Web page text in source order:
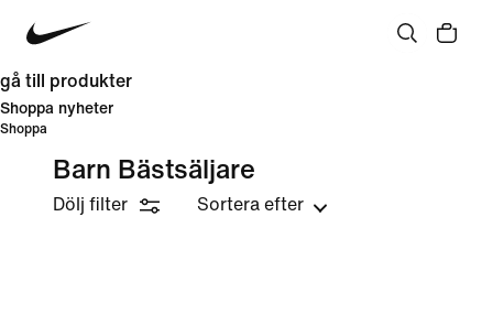
gå till produkter
Shoppa nyheter
Shoppa
Barn Bästsäljare
Dölj filter Sortera efter